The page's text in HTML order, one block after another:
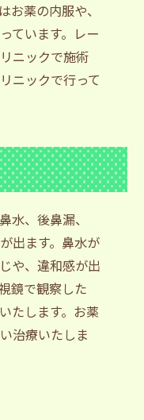
お薬の内服や、
ています。レー
ニックで施術
ニックで行って
水、後鼻漏、
出ます。鼻水が
や、違和感が出
鏡で観察した
たします。お薬
治療いたしま